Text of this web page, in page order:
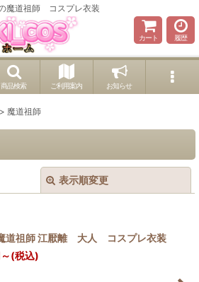
魔道祖師 コスプレ衣装
カート 履歴
商品検索 ご利用案内 お知らせ
> 魔道祖師
表示順変更
魔道祖師 江厭離 大人 コスプレ衣装
～(税込)